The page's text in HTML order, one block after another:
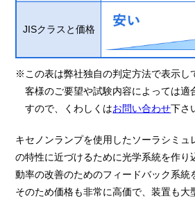
JISクラスと価格
※この表は弊社独自の判定方法で表示し
客様のご要望や試験内容によっては適
すので、くわしくはお問い合わせ下さ
キセノンランプを使用したソーラシミュ
の特性に近づけるために光学系統を作り
動率の改善のためのフィードバック系統
そのため価格も非常に高価で、装置も大